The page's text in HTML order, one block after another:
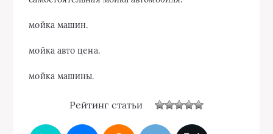
мойка машин.
мойка авто цена.
мойка машины.
Рейтинг статьи